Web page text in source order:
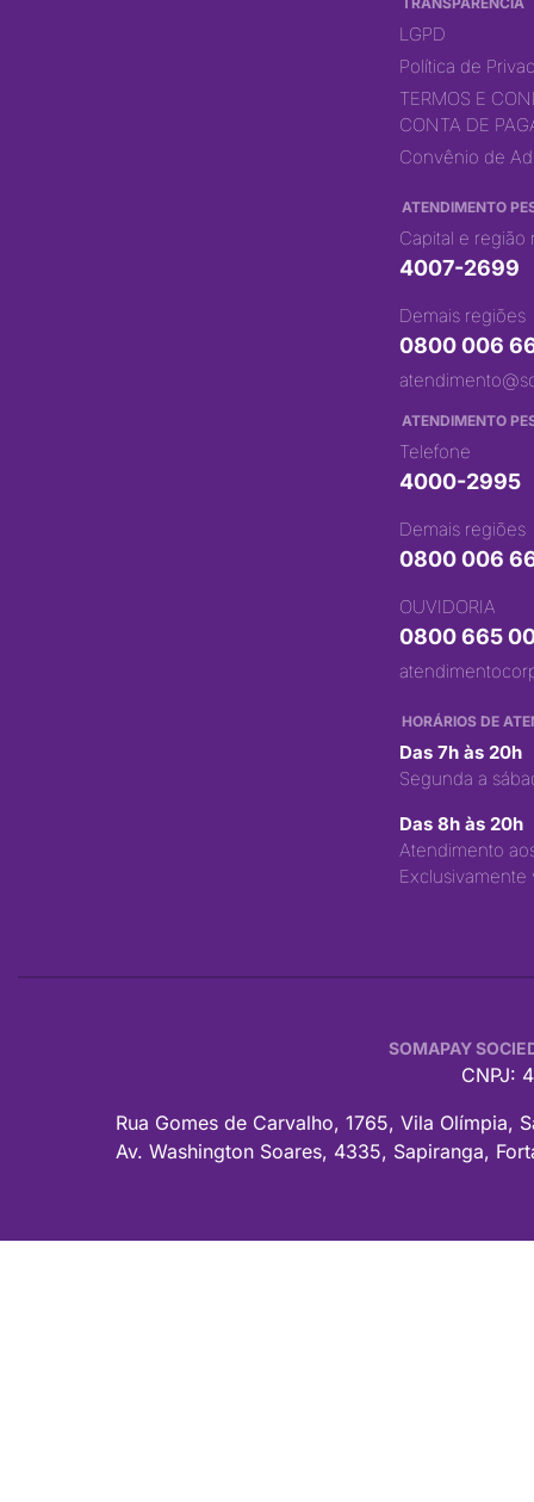
LGPD
Política de
TERMOS E
CONTA DE
Convênio de
ATENDIMENTO
Capital e região
4007-2699
Demais regiões
0800 006
ATENDIMENTO
Telefone
4000-2995
Demais regiões
0800 006
OUVIDORIA
0800 665
HORÁRIOS DE
Das 7h às 20h
Segunda a
Das 8h às 20h
Atendimento
Exclusivamente
SOMAPAY
CNPJ:
Rua Gomes de Carvalho, 1765, Vila Olímpia,
Av. Washington Soares, 4335, Sapiranga,